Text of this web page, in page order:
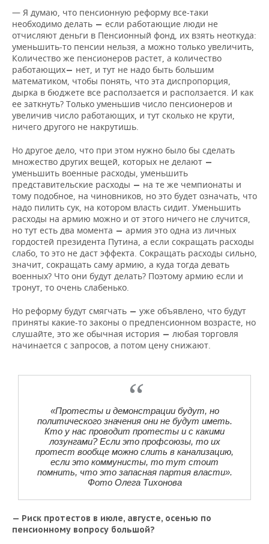
ТЕЛЕКОММУНИКАЦИИ
БИЗНЕС-БРАНЧИ
ONLINE-КОНФЕРЕНЦИИ
ОТКРЫТАЯ ЛЕКЦИЯ
ФУТБОЛ
ХОККЕЙ
БАСКЕТБОЛ
ВОЛЕЙБОЛ
КИБЕРСПОРТ
ФИГУРНОЕ КАТАНИЕ
ВОДНЫЕ ВИДЫ СПОРТА
ХОККЕЙ С МЯЧОМ
НОВОСТИ ОБЩЕСТВА
ВЛАСТЬ
ИНФРАСТРУКТУРА
ИСТОРИЯ
КУЛЬТУРА
МЕДИЦИНА
ОБРАЗОВАНИЕ
ПРОИСШЕСТВИЯ
ФОТОГАЛЕРЕЯ
СЮЖЕТЫ
СПРАВОЧНИК
СПИСОК ПЕРСОН
СПИСОК КОМПАНИЙ
ПОЛНАЯ ВЕРСИЯ
— Я думаю, что пенсионную реформу все-таки
необходимо делать — если работающие люди не
отчисляют деньги в Пенсионный фонд, их взять неоткуда:
уменьшить-то пенсии нельзя, а можно только увеличить,
Количество же пенсионеров растет, а количество
работающих— нет, и тут не надо быть большим
математиком, чтобы понять, что эта диспропорция,
дырка в бюджете все расползается и расползается. И как
ее заткнуть? Только уменьшив число пенсионеров и
увеличив число работающих, и тут сколько не крути,
ничего другого не накрутишь.
Но другое дело, что при этом нужно было бы сделать
множество других вещей, которых не делают —
уменьшить военные расходы, уменьшить
представительские расходы — на те же чемпионаты и
тому подобное, на чиновников, но это будет означать, что
надо пилить сук, на котором власть сидит. Уменьшить
расходы на армию можно и от этого ничего не случится,
но тут есть два момента — армия это одна из личных
гордостей президента Путина, а если сокращать расходы
слабо, то это не даст эффекта. Сокращать расходы сильно,
значит, сокращать саму армию, а куда тогда девать
военных? Что они будут делать? Поэтому армию если и
тронут, то очень слабенько.
Но реформу будут смягчать — уже объявлено, что будут
приняты какие-то законы о предпенсионном возрасте, но
слушайте, это же обычная история — любая торговля
начинается с запросов, а потом цену снижают.
«Протесты и демонстрации будут, но
политического значения они не будут иметь.
Кто у нас проводит протесты и с какими
лозунгами? Если это профсоюзы, то их
протест вообще можно слить в канализацию,
если это коммунисты, то тут стоит
помнить, что это запасная партия власти».
Фото Олега Тихонова
— Риск протестов в июле, августе, осенью по
пенсионному вопросу большой?